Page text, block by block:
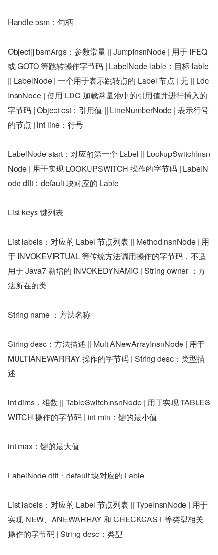
Handle bsm：句柄
Object[] bsmArgs：参数常量 || JumpInsnNode | 用于 IFEQ
或 GOTO 等跳转操作字节码 | LabelNode lable：目标 lable
|| LabelNode | 一个用于表示跳转点的 Label 节点 | 无 || Ldc
InsnNode | 使用 LDC 加载常量池中的引用值并进行插入的
字节码 | Object cst：引用值 || LineNumberNode | 表示行号
的节点 | int line：行号
LabelNode start：对应的第一个 Label || LookupSwitchInsn
Node | 用于实现 LOOKUPSWITCH 操作的字节码 | LabelN
ode dflt：default 块对应的 Lable
List keys 键列表
List labels：对应的 Label 节点列表 || MethodInsnNode | 用
于 INVOKEVIRTUAL 等传统方法调用操作的字节码，不适
用于 Java7 新增的 INVOKEDYNAMIC | String owner ：方
法所在的类
String name ：方法名称
String desc：方法描述 || MultiANewArrayInsnNode | 用于
MULTIANEWARRAY 操作的字节码 | String desc：类型描
述
int dims：维数 || TableSwitchInsnNode | 用于实现 TABLES
WITCH 操作的字节码 | int min：键的最小值
int max：键的最大值
LabelNode dflt：default 块对应的 Lable
List labels：对应的 Label 节点列表 || TypeInsnNode | 用于
实现 NEW、ANEWARRAY 和 CHECKCAST 等类型相关
操作的字节码 | String desc：类型